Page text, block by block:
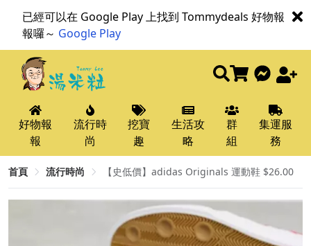
已經可以在 Google Play 上找到 Tommydeals 好物報
報囉～ Google Play
好物報
報
流行時
尚
挖寶
趣
生活攻
略
群
組
集運服
務
首頁 流行時尚 【史低價】adidas Originals 運動鞋 $26.00